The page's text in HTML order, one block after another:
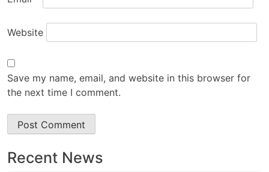
Website
Save my name, email, and website in this browser for
the next time I comment.
Recent News